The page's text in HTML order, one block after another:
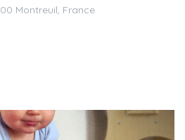
Montreuil, France